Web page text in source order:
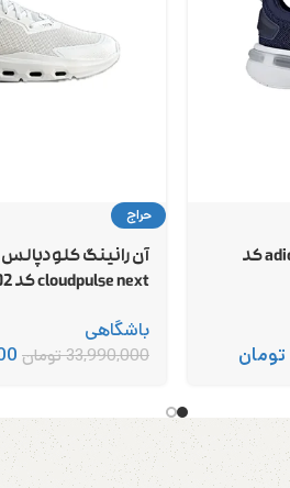
ادیداس ریسر تی آر 23 adidas racer tr کد
تومان
حراج
cloudpulse next کد 3mf30600202
باشگاهی
33,990,000تومان